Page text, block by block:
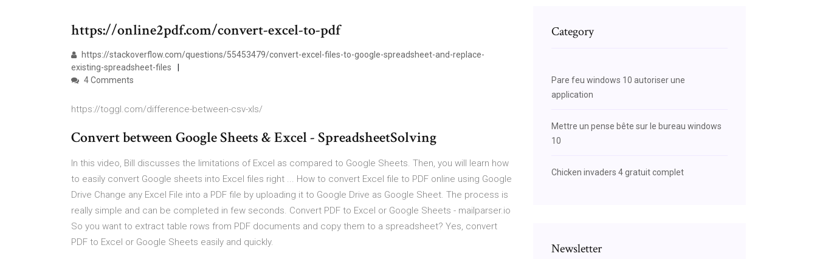
https://online2pdf.com/convert-excel-to-pdf
https://stackoverflow.com/questions/55453479/convert-excel-files-to-google-spreadsheet-and-replace-
existing-spreadsheet-files
4 Comments
https://toggl.com/difference-between-csv-xls/
Convert between Google Sheets & Excel - SpreadsheetSolving
In this video, Bill discusses the limitations of Excel as compared to Google Sheets. Then, you will learn how
to easily convert Google sheets into Excel files right ... How to convert Excel file to PDF online using Google
Drive Change any Excel File into a PDF file by uploading it to Google Drive as Google Sheet. The process is
really simple and can be completed in few seconds. Convert PDF to Excel or Google Sheets - mailparser.io
So you want to extract table rows from PDF documents and copy them to a spreadsheet? Yes, convert
PDF to Excel or Google Sheets easily and quickly.
Category
Pare feu windows 10 autoriser une
application
Mettre un pense bête sur le bureau windows
10
Chicken invaders 4 gratuit complet
Newsletter